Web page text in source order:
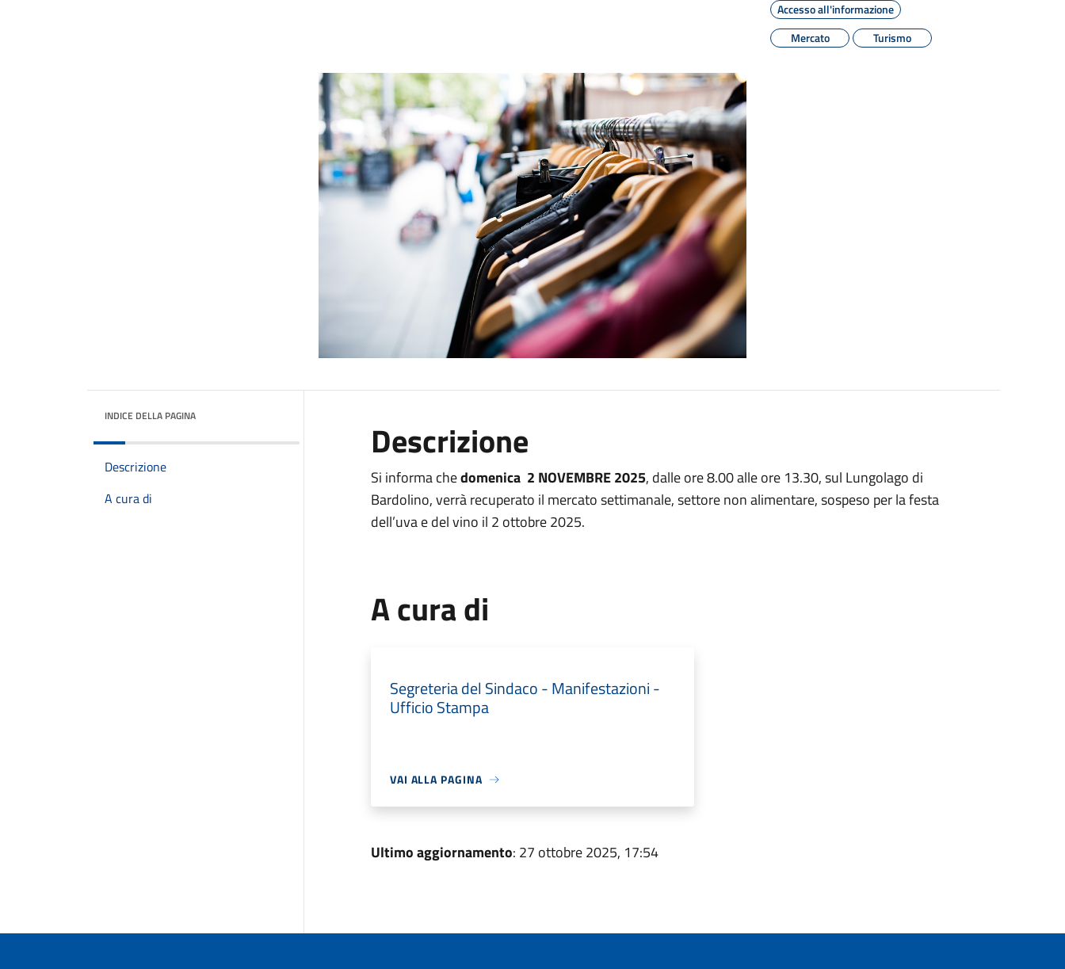
Accesso all'informazione
Mercato
Turismo
INDICE DELLA PAGINA
Descrizione
A cura di
Descrizione
Si informa chedomenica 2 NOVEMBRE 2025, dalle ore 8.00 alle ore 13.30, sul Lungolago di
Bardolino, verrà recuperato il mercato settimanale, settore non alimentare, sospeso per la festa
dell’uva e del vino il 2 ottobre 2025.
A cura di
Segreteria del Sindaco - Manifestazioni -
Ufficio Stampa
VAI ALLA PAGINA
Ultimo aggiornamento: 27 ottobre 2025, 17:54